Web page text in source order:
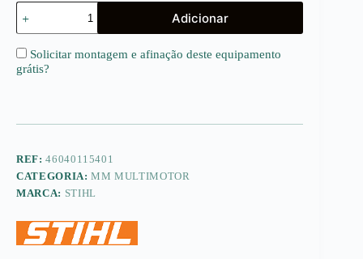
Quantidade
de
MM
56,
Multimotor
Adicionar
Solicitar montagem e afinação deste equipamento
grátis?
REF:46040115401
CATEGORIA:MM MULTIMOTOR
MARCA: STIHL